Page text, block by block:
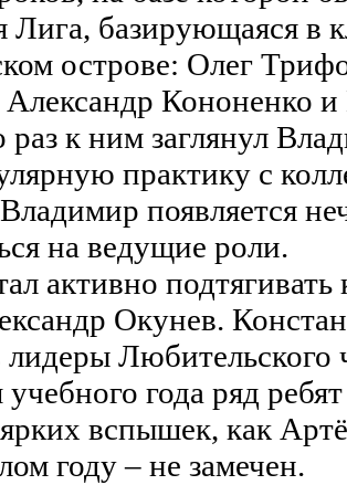
Лига, базирующаяся в
острове: Олег
Кононенко и
раз к ним заглянул
практику с
появляется
на ведущие роли.
активно
Окунев.
Любительского
года ряд
вспышек, как
году – не замечен.